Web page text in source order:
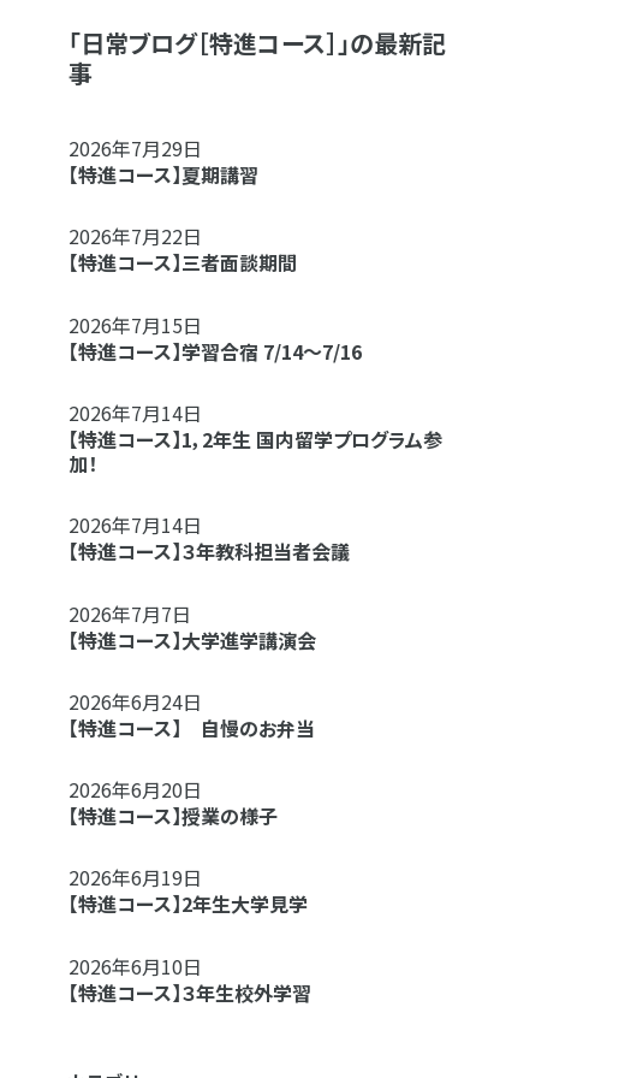
「日常ブログ［特進コース］」の最新記
事
2026年7月29日
【特進コース】夏期講習
2026年7月22日
【特進コース】三者面談期間
2026年7月15日
【特進コース】学習合宿 7/14～7/16
2026年7月14日
【特進コース】1，2年生 国内留学プログラム参
加！
2026年7月14日
【特進コース】３年教科担当者会議
2026年7月7日
【特進コース】大学進学講演会
2026年6月24日
【特進コース】 自慢のお弁当
2026年6月20日
【特進コース】授業の様子
2026年6月19日
【特進コース】2年生大学見学
2026年6月10日
【特進コース】３年生校外学習